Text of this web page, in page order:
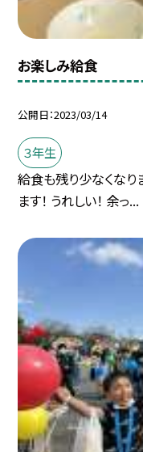
お楽しみ給食
公開日 2023/03/14
３年生
給食も残り少なくなり
ます！ うれしい！ 余っ...